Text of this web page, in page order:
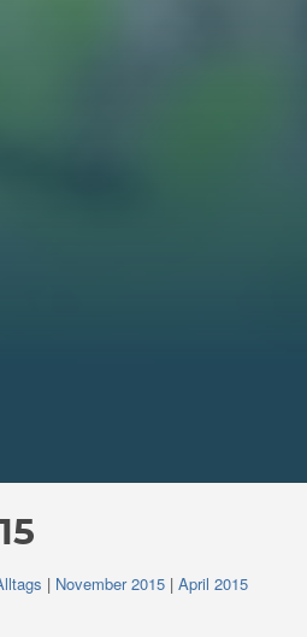
| November 2015| April 2015